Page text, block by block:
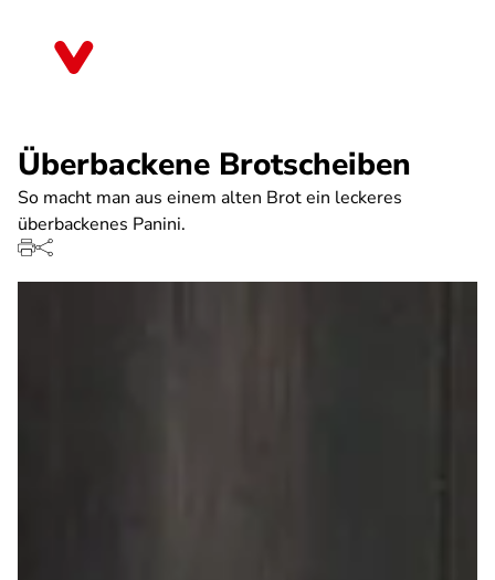
Überbackene Brotscheiben
So macht man aus einem alten Brot ein leckeres
überbackenes Panini.